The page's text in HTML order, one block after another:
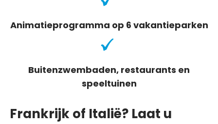
Animatieprogramma op 6 vakantieparken
Buitenzwembaden, restaurants en
speeltuinen
Frankrijk of Italië? Laat u